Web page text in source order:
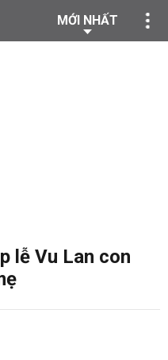
MỚI NHẤT
lễ Vu Lan con